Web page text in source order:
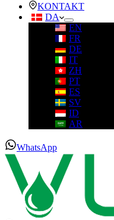
KONTAKT
DA
EN
FR
DE
IT
ZH
PT
ES
SV
ID
AR
WhatsApp